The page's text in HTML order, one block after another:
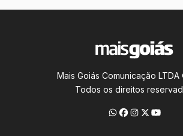
Mais Goiás Comunicação
Todos os direitos